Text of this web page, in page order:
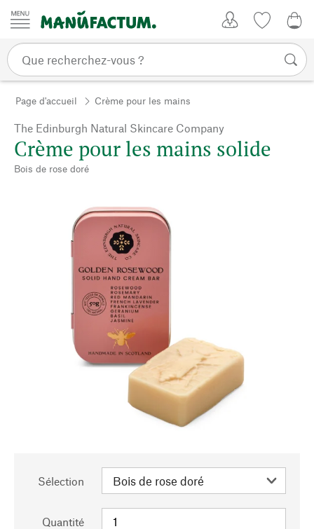
Passer au contenu
Page d'accueil Crème pour les mains
The Edinburgh Natural Skincare Company
Crème pour les mains solide
Bois de rose doré
Sélection
Quantité